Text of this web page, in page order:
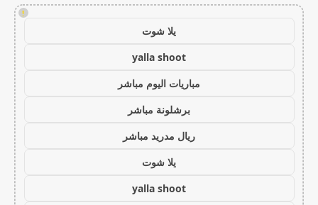
!
يلا شوت
yalla shoot
مباريات اليوم مباشر
برشلونة مباشر
ريال مدريد مباشر
يلا شوت
yalla shoot